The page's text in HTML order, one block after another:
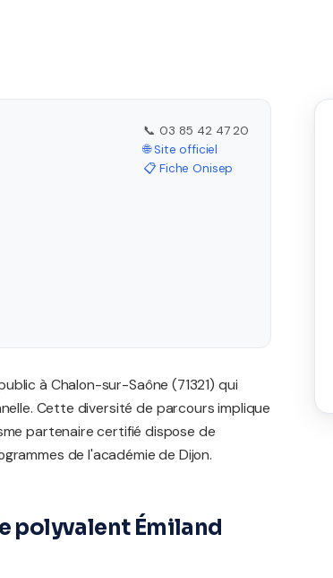
📞 03 85 42 47 20
🌐 Site officiel
📋 Fiche Onisep
à Chalon-sur-Saône (71321) qui
Cette diversité de parcours implique
partenaire certifié dispose de
de l'académie de Dijon.
polyvalent Émiland